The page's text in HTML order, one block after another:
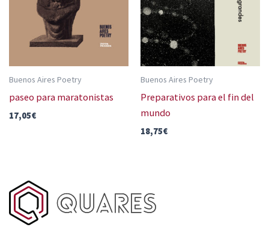
Buenos Aires Poetry
paseo para maratonistas
17,05€
Buenos Aires Poetry
Preparativos para el fin del
mundo
18,75€